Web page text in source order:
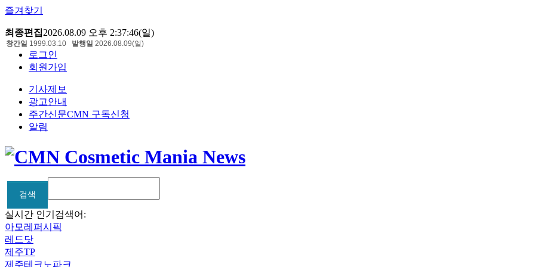
즐겨찾기
최종편집2026.08.09 오후 2:37:46(일)
로그인
회원가입
기사제보
광고안내
주간신문CMN 구독신청
알림
창간일 1999.03.10 발행일 2026.08.09(일)
검색
검색
실시간 인기검색어:
아모레퍼시픽
레드닷
제주TP
제주테크노파크